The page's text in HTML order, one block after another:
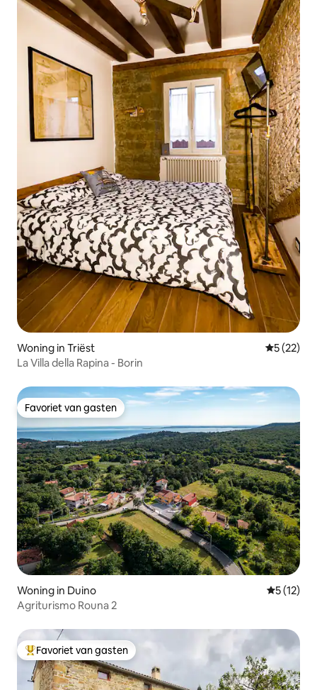
Woning in Triëst
5 (22)
La Villa della Rapina - Borin
Favoriet van gasten
Favoriet van gasten
Woning in Duino
5 (12)
Agriturismo Rouna 2
Topfavoriet van gasten
Favoriet van gasten